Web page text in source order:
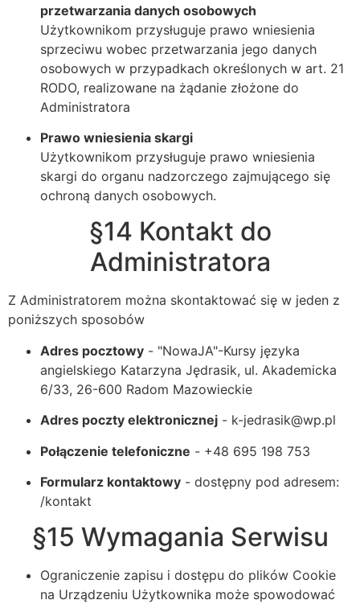
przetwarzania danych osobowych
Użytkownikom przysługuje prawo wniesienia
sprzeciwu wobec przetwarzania jego danych
osobowych w przypadkach określonych w art. 21
RODO, realizowane na żądanie złożone do
Administratora
Prawo wniesienia skargi
Użytkownikom przysługuje prawo wniesienia
skargi do organu nadzorczego zajmującego się
ochroną danych osobowych.
§14 Kontakt do
Administratora
Z Administratorem można skontaktować się w jeden z
poniższych sposobów
Adres pocztowy - "NowaJA"-Kursy języka
angielskiego Katarzyna Jędrasik, ul. Akademicka
6/33, 26-600 Radom Mazowieckie
Adres poczty elektronicznej - k-jedrasik@wp.pl
Połączenie telefoniczne - +48 695 198 753
Formularz kontaktowy - dostępny pod adresem:
/kontakt
§15 Wymagania Serwisu
Ograniczenie zapisu i dostępu do plików Cookie
na Urządzeniu Użytkownika może spowodować